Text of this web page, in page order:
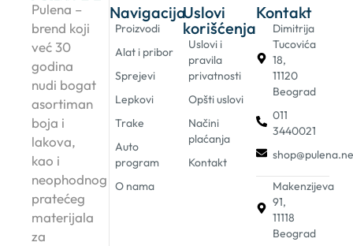
Pulena –
brend koji
već 30
godina
nudi bogat
asortiman
boja i
lakova,
kao i
neophodnog
pratećeg
materijala
za
Navigacija
Proizvodi
Alat i pribor
Sprejevi
Lepkovi
Trake
Auto
program
O nama
Uslovi
korišćenja
Uslovi i
pravila
privatnosti
Opšti uslovi
Načini
plaćanja
Kontakt
Kontakt
Dimitrija
Tucovića
18,
11120
Beograd
011
3440021
Makenzijeva
91,
11118
Beograd